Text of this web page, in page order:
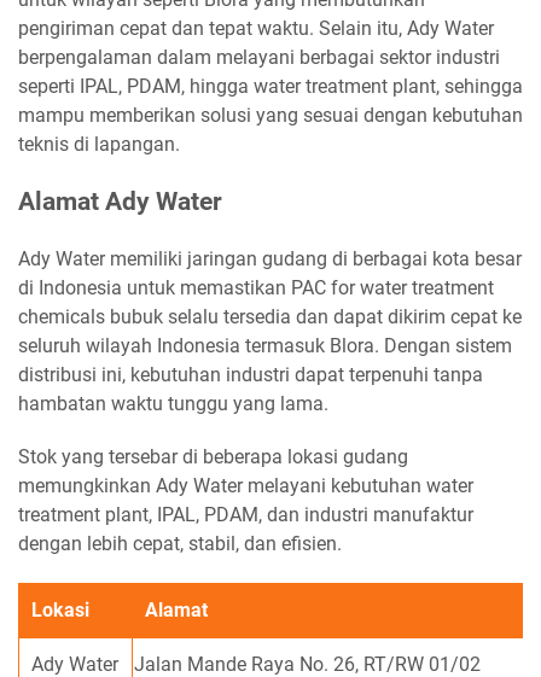
pengiriman cepat dan tepat waktu. Selain itu, Ady Water
berpengalaman dalam melayani berbagai sektor industri
seperti IPAL, PDAM, hingga water treatment plant, sehingga
mampu memberikan solusi yang sesuai dengan kebutuhan
teknis di lapangan.
Alamat Ady Water
Ady Water memiliki jaringan gudang di berbagai kota besar
di Indonesia untuk memastikan PAC for water treatment
chemicals bubuk selalu tersedia dan dapat dikirim cepat ke
seluruh wilayah Indonesia termasuk Blora. Dengan sistem
distribusi ini, kebutuhan industri dapat terpenuhi tanpa
hambatan waktu tunggu yang lama.
Stok yang tersebar di beberapa lokasi gudang
memungkinkan Ady Water melayani kebutuhan water
treatment plant, IPAL, PDAM, dan industri manufaktur
dengan lebih cepat, stabil, dan efisien.
Lokasi Alamat
Ady Water
Jalan Mande Raya No. 26, RT/RW 01/02